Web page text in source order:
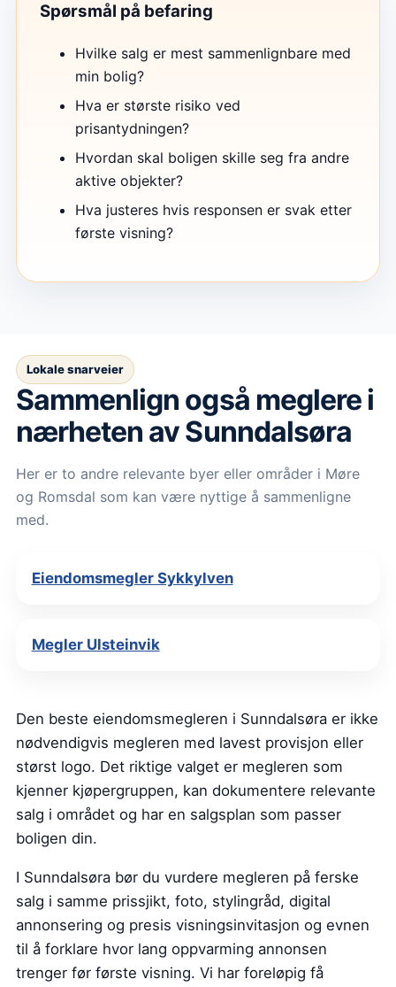
Spørsmål på befaring
Hvilke salg er mest sammenlignbare med
min bolig?
Hva er største risiko ved
prisantydningen?
Hvordan skal boligen skille seg fra andre
aktive objekter?
Hva justeres hvis responsen er svak etter
første visning?
Lokale snarveier
Sammenlign også meglere i
nærheten av Sunndalsøra
Her er to andre relevante byer eller områder i Møre
og Romsdal som kan være nyttige å sammenligne
med.
Eiendomsmegler Sykkylven
Megler Ulsteinvik
Den beste eiendomsmegleren i Sunndalsøra er ikke
nødvendigvis megleren med lavest provisjon eller
størst logo. Det riktige valget er megleren som
kjenner kjøpergruppen, kan dokumentere relevante
salg i området og har en salgsplan som passer
boligen din.
I Sunndalsøra bør du vurdere megleren på ferske
salg i samme prissjikt, foto, stylingråd, digital
annonsering og presis visningsinvitasjon og evnen
til å forklare hvor lang oppvarming annonsen
trenger før første visning. Vi har foreløpig få